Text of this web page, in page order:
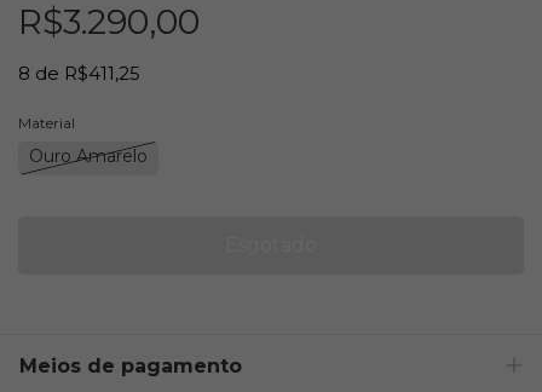
R$3.290,00
8 de R$411,25
Material
Ouro Amarelo
Meios de pagamento